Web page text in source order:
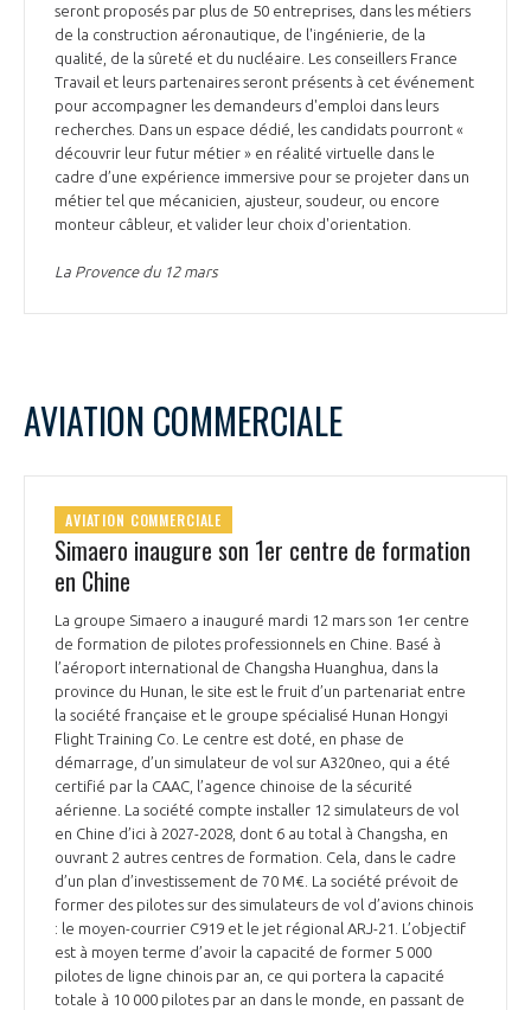
seront proposés par plus de 50 entreprises, dans les métiers
de la construction aéronautique, de l'ingénierie, de la
qualité, de la sûreté et du nucléaire. Les conseillers France
Travail et leurs partenaires seront présents à cet événement
pour accompagner les demandeurs d'emploi dans leurs
recherches. Dans un espace dédié, les candidats pourront «
découvrir leur futur métier » en réalité virtuelle dans le
cadre d’une expérience immersive pour se projeter dans un
métier tel que mécanicien, ajusteur, soudeur, ou encore
monteur câbleur, et valider leur choix d'orientation.
La Provence du 12 mars
AVIATION COMMERCIALE
AVIATION COMMERCIALE
Simaero inaugure son 1er centre de formation
en Chine
La groupe Simaero a inauguré mardi 12 mars son 1er centre
de formation de pilotes professionnels en Chine. Basé à
l’aéroport international de Changsha Huanghua, dans la
province du Hunan, le site est le fruit d’un partenariat entre
la société française et le groupe spécialisé Hunan Hongyi
Flight Training Co. Le centre est doté, en phase de
démarrage, d’un simulateur de vol sur A320neo, qui a été
certifié par la CAAC, l’agence chinoise de la sécurité
aérienne. La société compte installer 12 simulateurs de vol
en Chine d’ici à 2027-2028, dont 6 au total à Changsha, en
ouvrant 2 autres centres de formation. Cela, dans le cadre
d’un plan d’investissement de 70 M€. La société prévoit de
former des pilotes sur des simulateurs de vol d’avions chinois
: le moyen-courrier C919 et le jet régional ARJ-21. L’objectif
est à moyen terme d’avoir la capacité de former 5 000
pilotes de ligne chinois par an, ce qui portera la capacité
totale à 10 000 pilotes par an dans le monde, en passant de